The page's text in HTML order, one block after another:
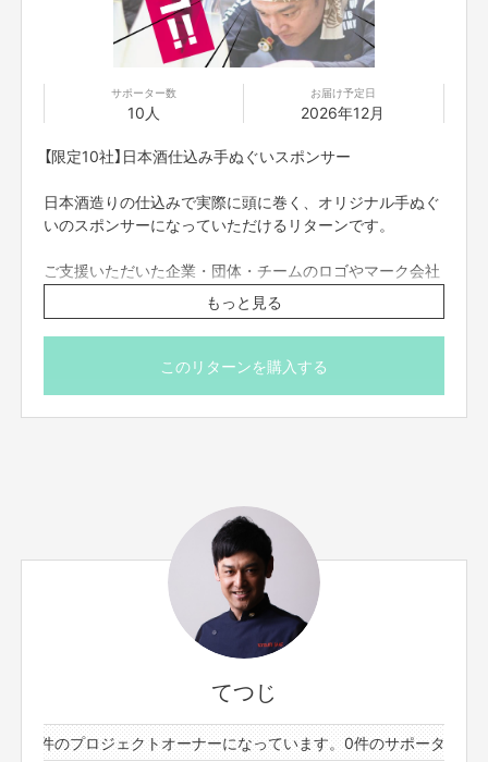
てつじ
件のプロジェクトオーナーになっています。0件のサポーターと23
BISTRO AKIJI
050-5597-8317
大阪府大阪市北区西天満2-10-10 ACN西天満ビル 2F
https://tabelog.com/osaka/A2701/A270102/27152729/
※こちらのリターンは7/29(水)23:59までご購入いただけ
サポーター数
10人
お届け予定日
2026年12月
【限定10社】日本酒仕込み手ぬぐいスポンサー
日本酒造りの仕込みで実際に頭に巻く、オリジナル手ぬぐ
いのスポンサーになっていただけるリターンです。
ご支援いただいた企業・団体・チームのロゴやマーク会社
名をデザインに掲載し、オリジナル手ぬぐいを制作しま
す。
完成した手ぬぐいは、日本酒造りに参加されるメンバーへ
* 日本酒造りや関連イベントで着用・PR
* 参加メンバーへ無料配布
限定10社（10名様）
* 掲載できるのは企業・団体・チームのロゴまたはマー
ク 会社名のみです。（文章・キャッチコピー等は掲載で
きません）
* ロゴデータの受け渡しは、メールにてお願いいたしま
もっと見る
このリターンを購入する